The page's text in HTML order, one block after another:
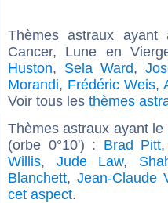
Thèmes astraux
Cancer, Lune en
Huston, Sela Ward,
Morandi, Frédéric Weis,
Voir tous les thèmes
Thèmes astraux ayant
(orbe 0°10') : Brad Pitt
Willis, Jude Law,
Blanchett, Jean-Claude
cet aspect.